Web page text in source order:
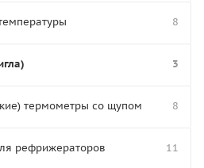
8
3
термометры со щупом 8
рефрижераторов 11